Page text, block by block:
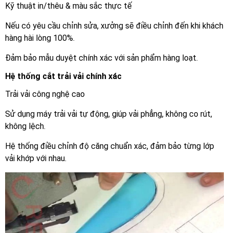
Kỹ thuật in/thêu & màu sắc thực tế
Nếu có yêu cầu chỉnh sửa, xưởng sẽ điều chỉnh đến khi khách
hàng hài lòng 100%.
Đảm bảo mẫu duyệt chính xác với sản phẩm hàng loạt.
Hệ thống cắt trải vải chính xác
Trải vải công nghệ cao
Sử dụng máy trải vải tự động, giúp vải phẳng, không co rút,
không lệch.
Hệ thống điều chỉnh độ căng chuẩn xác, đảm bảo từng lớp
vải khớp với nhau.